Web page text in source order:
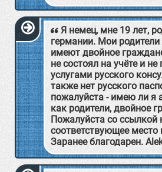
Я немец, мне 19 лет,
германии. Мои родители
имеют двойное
не состоял на учёте и
услугами русского
также нет русского
пожалуйста - имею ли я
как родители, двойное
Пожалуйста со ссылкой
соответствующее место
Заранее благодарен.